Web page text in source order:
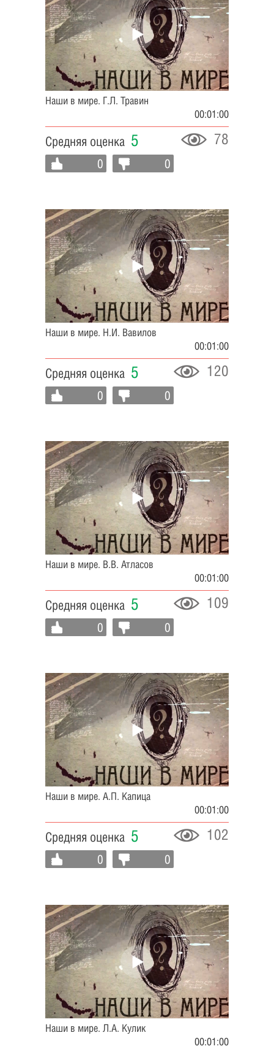
Наши в мире. Г.Л. Травин
00:01:00
Средняя оценка 5 78
0 0
Наши в мире. Н.И. Вавилов
00:01:00
Средняя оценка 5 120
0 0
Наши в мире. В.В. Атласов
00:01:00
Средняя оценка 5 109
0 0
Наши в мире. А.П. Капица
00:01:00
Средняя оценка 5 102
0 0
Наши в мире. Л.А. Кулик
00:01:00